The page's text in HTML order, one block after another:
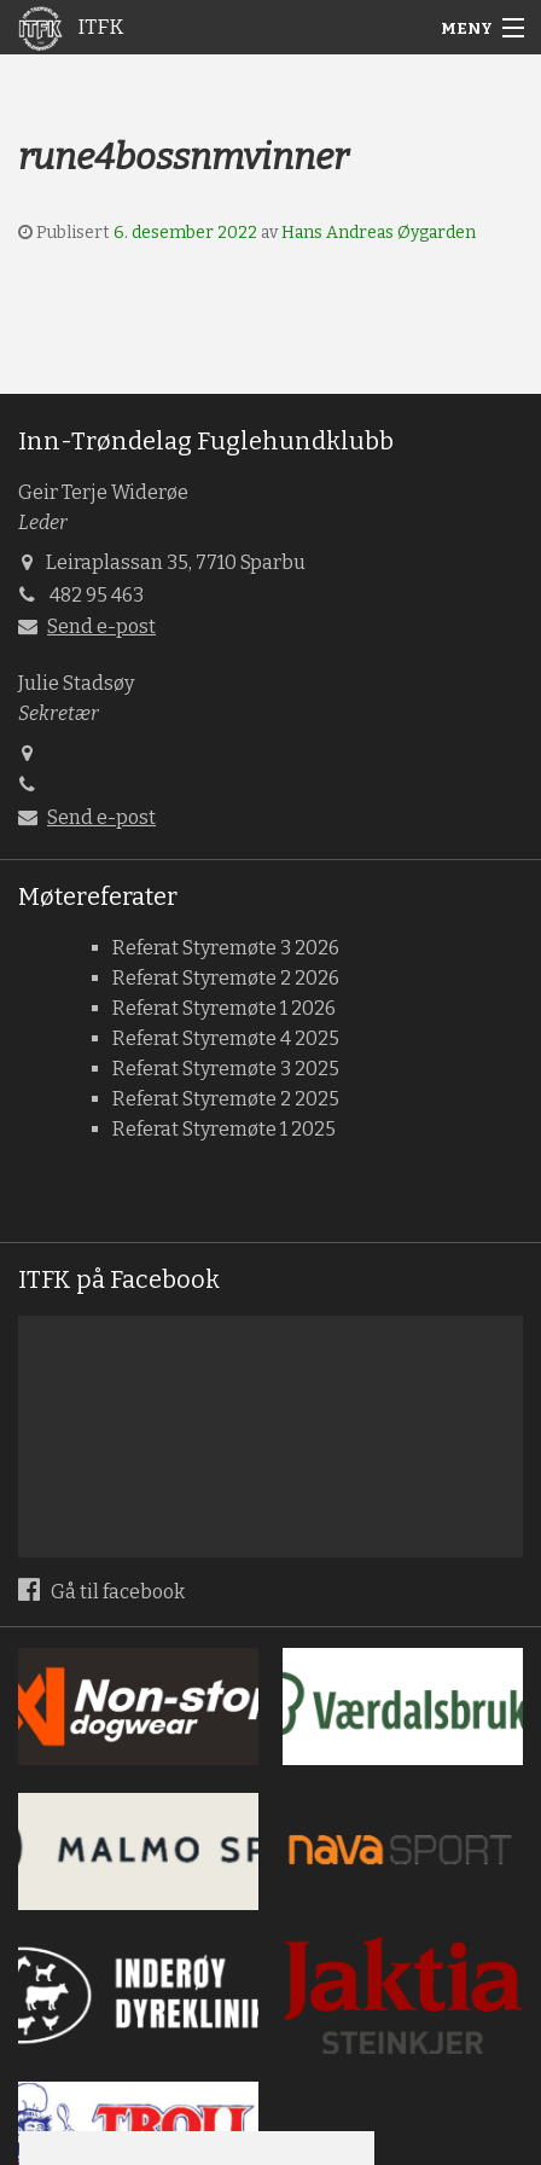
ITFK MENY
rune4bossnmvinner
Publisert 6. desember 2022 avHans Andreas Øygarden
Inn-Trøndelag Fuglehundklubb
Geir Terje Widerøe
Leder
Leiraplassan 35, 7710 Sparbu
482 95 463
Send e-post
Julie Stadsøy
Sekretær
Send e-post
Møtereferater
Referat Styremøte 3 2026
Referat Styremøte 2 2026
Referat Styremøte 1 2026
Referat Styremøte 4 2025
Referat Styremøte 3 2025
Referat Styremøte 2 2025
Referat Styremøte 1 2025
ITFK på Facebook
Gå til facebook